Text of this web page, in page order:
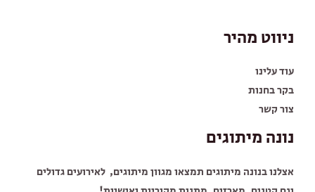
ניווט מהיר
עוד עלינו
בקר בחנות
צור קשר
נונה מיתוגים
אצלנו בנונה מיתוגים תמצאו מגוון מיתוגים, לאירועים גדולים